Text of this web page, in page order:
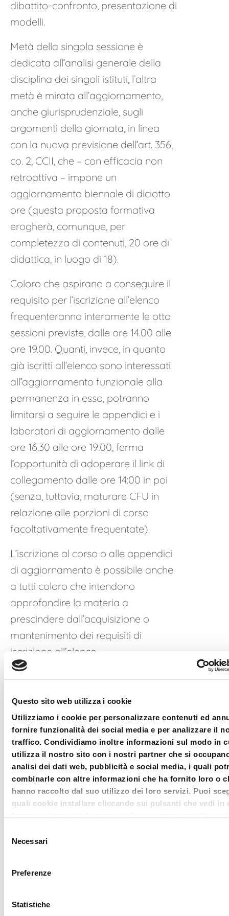
Questo sito web utilizza i cookie
Utilizziamo i cookie per personalizzare contenuti ed
fornire funzionalità dei social media e per analizzare il
traffico. Condividiamo inoltre informazioni sul modo in
utilizza il nostro sito con i nostri partner che si
analisi dei dati web, pubblicità e social media, i quali
combinarle con altre informazioni che ha fornito loro o
hanno raccolto dal suo utilizzo dei loro servizi. Puoi
quali cookie installare cliccando sui pulsanti che vedi in
che hai deciso di voler installare. Clicca su rifiuta o
merito ai cookie presenti su questo sito.
delNecessari
Preferenze
Statistiche
dibattito-confronto, presentazione di
modelli.
Metà della singola sessione è
dedicata all’analisi generale della
disciplina dei singoli istituti, l’altra
metà è mirata all’aggiornamento,
anche giurisprudenziale, sugli
argomenti della giornata, in linea
con la nuova previsione dell’art. 356,
co. 2, CCII, che – con efficacia non
retroattiva – impone un
aggiornamento biennale di diciotto
ore (questa proposta formativa
erogherà, comunque, per
completezza di contenuti, 20 ore di
didattica, in luogo di 18).
Coloro che aspirano a conseguire il
requisito per l’iscrizione all’elenco
frequenteranno interamente le otto
sessioni previste, dalle ore 14.00 alle
ore 19.00. Quanti, invece, in quanto
già iscritti all’elenco sono interessati
all’aggiornamento funzionale alla
permanenza in esso, potranno
limitarsi a seguire le appendici e i
laboratori di aggiornamento dalle
ore 16.30 alle ore 19:00, ferma
l’opportunità di adoperare il link di
collegamento dalle ore 14:00 in poi
(senza, tuttavia, maturare CFU in
relazione alle porzioni di corso
facoltativamente frequentate).
L’iscrizione al corso o alle appendici
di aggiornamento è possibile anche
a tutti coloro che intendono
approfondire la materia a
prescindere dall’acquisizione o
mantenimento dei requisiti di
iscrizione all’elenco.
È prevista la possibilità degli utenti di
relatori, formulando al loro indirizzo
quesiti e/o sollevando questioni
mediante apposita chat. Ilquestion
timesi svilupperà con il
coinvolgimento costante dei
componenti della Direzione
Scientifica diDiritto della
Fabianie